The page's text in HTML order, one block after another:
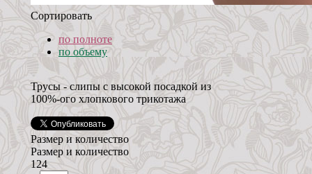
Сортировать
по полноте
по объему
Трусы - слипы с высокой посадкой из
100%-ого хлопкового трикотажа
Размер и количество
Размер и количество
124